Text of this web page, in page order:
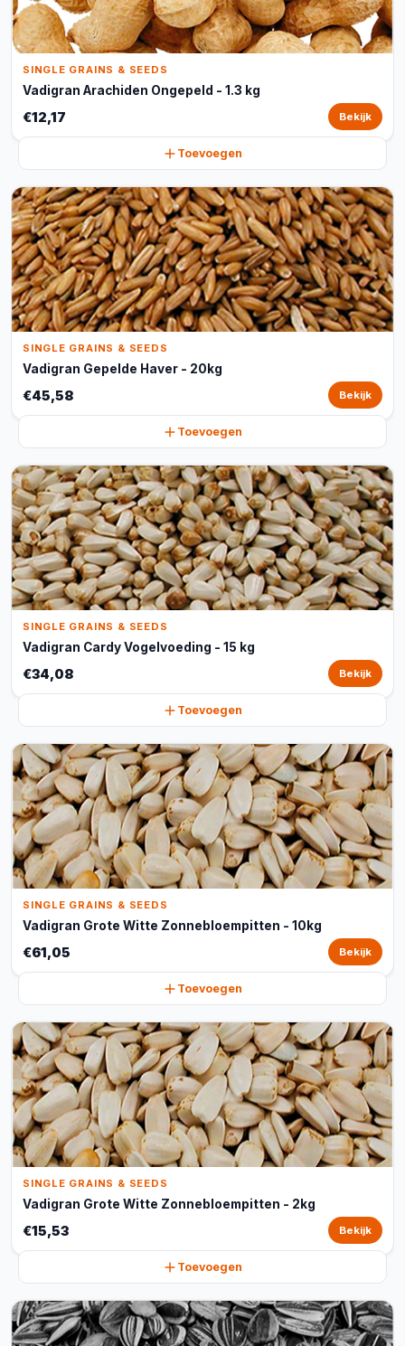
SINGLE GRAINS & SEEDS
Vadigran Arachiden Ongepeld - 1.3 kg
€12,17 Bekijk
Toevoegen
SINGLE GRAINS & SEEDS
Vadigran Gepelde Haver - 20kg
€45,58 Bekijk
Toevoegen
SINGLE GRAINS & SEEDS
Vadigran Cardy Vogelvoeding - 15 kg
€34,08 Bekijk
Toevoegen
SINGLE GRAINS & SEEDS
Vadigran Grote Witte Zonnebloempitten - 10kg
€61,05 Bekijk
Toevoegen
SINGLE GRAINS & SEEDS
Vadigran Grote Witte Zonnebloempitten - 2kg
€15,53 Bekijk
Toevoegen